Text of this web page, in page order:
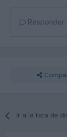
Responder
Ir a la lista de